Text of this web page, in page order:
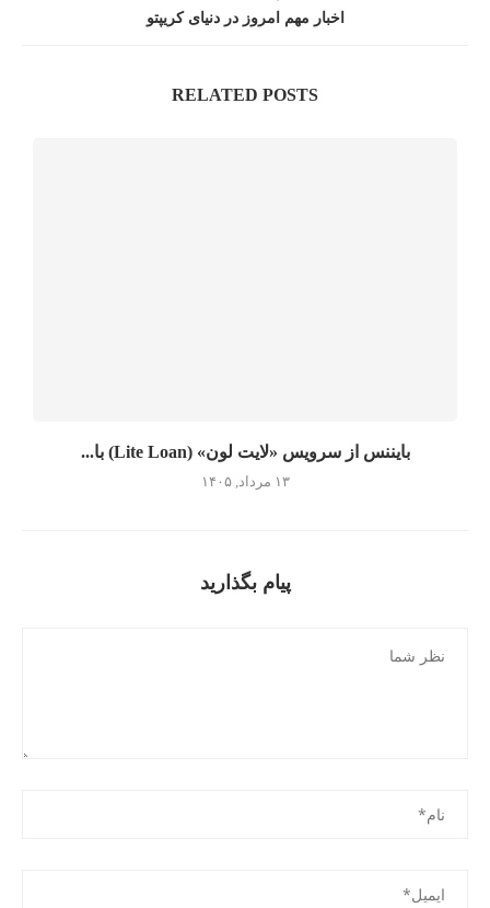
اخبار مهم امروز در دنیای کریپتو
RELATED POSTS
بایننس از سرویس «لایت لون» (Lite Loan) با...
۱۳ مرداد, ۱۴۰۵
پیام بگذارید